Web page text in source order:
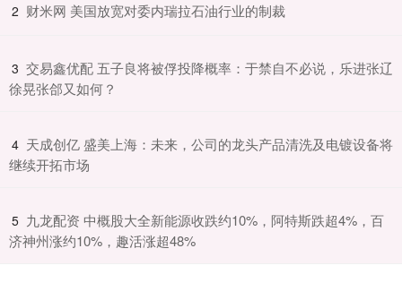
2 ​财米网 美国放宽对委内瑞拉石油行业的制裁
3 ​交易鑫优配 五子良将被俘投降概率：于禁自不必说，乐进张辽
徐晃张郃又如何？
4 ​天成创亿 盛美上海：未来，公司的龙头产品清洗及电镀设备将
继续开拓市场
5 ​九龙配资 中概股大全新能源收跌约10%，阿特斯跌超4%，百
济神州涨约10%，趣活涨超48%